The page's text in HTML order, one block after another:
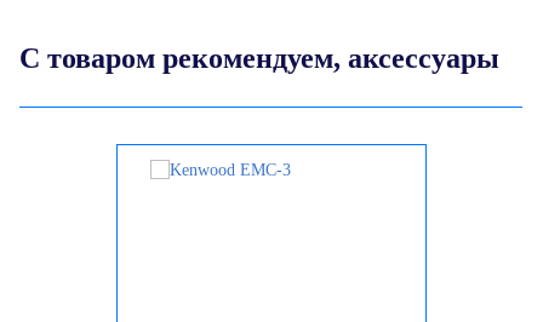
С товаром рекомендуем, аксессуары